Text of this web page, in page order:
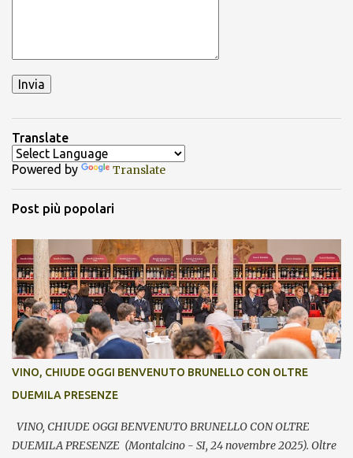
Translate
Powered by Translate
Post più popolari
VINO, CHIUDE OGGI BENVENUTO BRUNELLO CON OLTRE
DUEMILA PRESENZE
VINO, CHIUDE OGGI BENVENUTO BRUNELLO CON OLTRE
DUEMILA PRESENZE (Montalcino - SI, 24 novembre 2025). Oltre